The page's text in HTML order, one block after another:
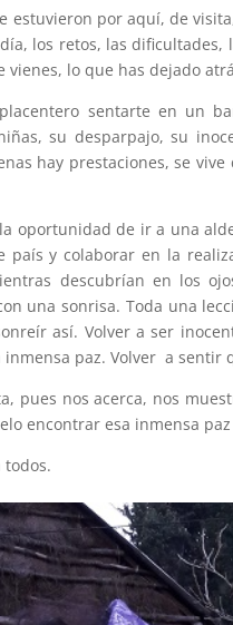
estuvieron por aquí, de
los retos, las
vienes, lo que has dejado
sentarte en un
su desparpajo, su
hay prestaciones, se
oportunidad de ir a una
país y colaborar en la
descubrían en los
una sonrisa. Toda una
así. Volver a ser
inmensa paz. Volver a sentir
pues nos acerca, nos
encontrar esa inmensa
todos.